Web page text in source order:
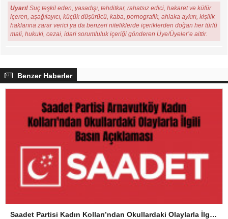
Uyarı! Suç teşkil eden, yasadışı, tehditkar, rahatsız edici, hakaret ve küfür
içeren, aşağılayıcı, küçük düşürücü, kaba, pornografik, ahlaka aykırı, kişilik
haklarına zarar verici ya da benzeri niteliklerde içeriklerden doğan her türlü
mali, hukuki, cezai, idari sorumluluk içeriği gönderen Üye/Üyeler’e aittir.
Benzer Haberler
Saadet Partisi Kadın Kolları’ndan Okullardaki Olaylarla İlgili Basın Açıklaması